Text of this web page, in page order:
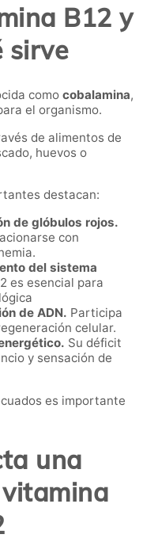
B12 y
sirve
como cobalamina,
el organismo.
de alimentos de
huevos o
destacan:
de glóbulos rojos.
con
del sistema
es esencial para
de ADN. Participa
celular.
Su déficit
y sensación de
es importante
una